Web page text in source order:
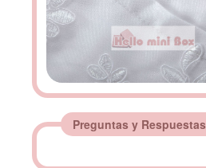
Preguntas y Respuestas